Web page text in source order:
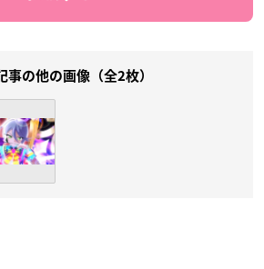
事の他の画像（全2枚）